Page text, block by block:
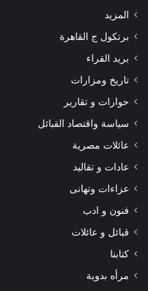
المزيد
برتكول ج القاهرة
بريد القراء
تاريخ ومزارات
حوارات و تقارير
سياسة واقتصاد القبائل
عائلات مصرية
عادات و تقاليد
عزاءات وتهانى
فنون و ادب
قبائل و عائلات
كتابنا
مرأه بدوية